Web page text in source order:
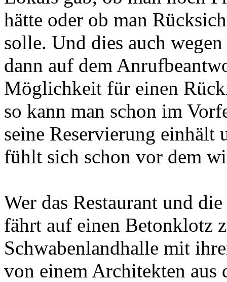
hätte oder ob man
solle. Und dies auch
dann auf dem
Möglichkeit für einen
so kann man schon im
seine Reservierung einhält
fühlt sich schon vor dem
Wer das Restaurant und
fährt auf einen Betonklotz
Schwabenlandhalle mit
von einem Architekten aus